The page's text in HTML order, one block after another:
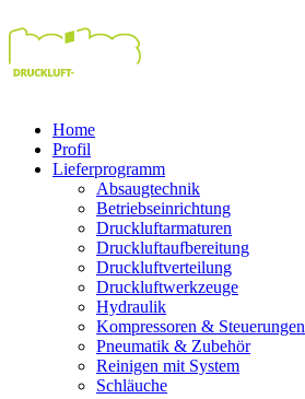
Home
Profil
Lieferprogramm
Absaugtechnik
Betriebseinrichtung
Druckluftarmaturen
Druckluftaufbereitung
Druckluftverteilung
Druckluftwerkzeuge
Hydraulik
Kompressoren & Steuerungen
Pneumatik & Zubehör
Reinigen mit System
Schläuche